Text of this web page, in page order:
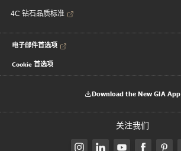
4C 钻石品质标准
电子邮件首选项
Cookie 首选项
Download the New GIA App
关注我们